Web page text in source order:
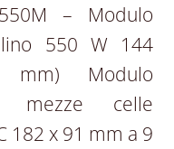
– Modulo
550 W 144
mm) Modulo
mezze celle
182 x 91 mm a 9